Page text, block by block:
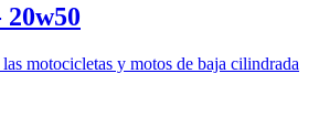
motocicletas y motos de baja cilindrada